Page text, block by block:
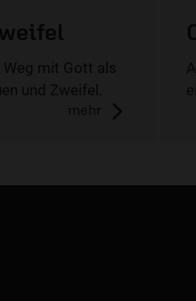
mit Gott als
und Zweifel.
mehr